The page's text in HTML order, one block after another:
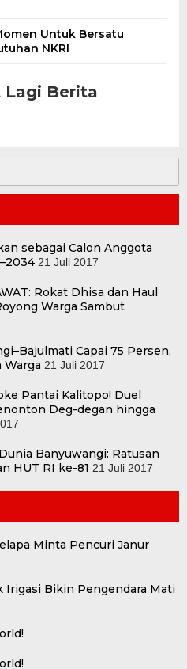
Untuk Bersatu
NKRI
Lagi Berita
sebagai Calon Anggota
21 Juli 2017
Rokat Dhisa dan Haul
Warga Sambut
Capai 75 Persen,
Warga 21 Juli 2017
Pantai Kalitopo! Duel
Deg-degan hingga
Banyuwangi: Ratusan
HUT RI ke-81 21 Juli 2017
Minta Pencuri Janur
Irigasi Bikin Pengendara Mati